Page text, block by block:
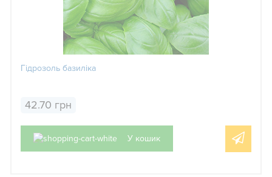
Гідрозоль базиліка
42.70 грн
У кошик